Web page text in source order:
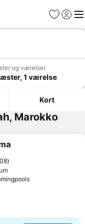
Favoritter
Log ind
og værelser
1 værelse
Kort
Marokko